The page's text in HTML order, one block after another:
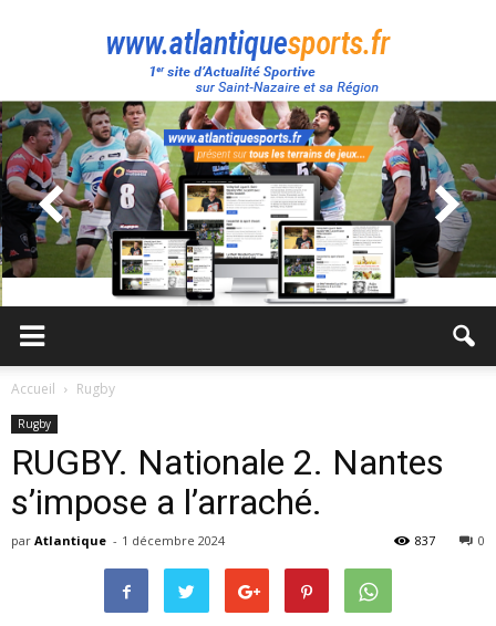
Atlantique
Sport
Accueil Rugby
Rugby
RUGBY. Nationale 2. Nantes
s’impose a l’arraché.
par Atlantique - 1 décembre 2024 0
837